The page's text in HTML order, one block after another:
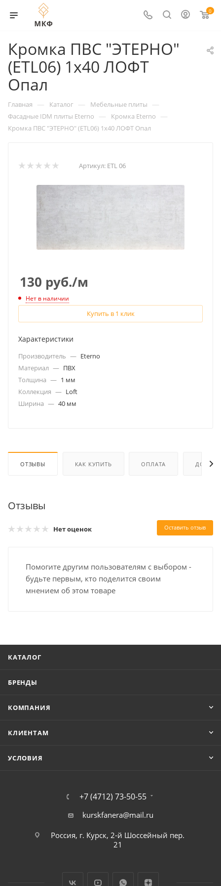
0
Кромка ПВС "ЭТЕРНО"
(ETL06) 1х40 ЛОФТ
Опал
Главная — Каталог — Мебельные плиты —
Фасадные IDM плиты Eterno — Кромка Eterno —
Кромка ПВС "ЭТЕРНО" (ETL06) 1х40 ЛОФТ Опал
Артикул: ETL 06
130 руб./м
Нет в наличии
Купить в 1 клик
Характеристики
Производитель — Eterno
Материал — ПВХ
Толщина — 1 мм
Коллекция — Loft
Ширина — 40 мм
ОТЗЫВЫ КАК КУПИТЬ ОПЛАТА
Отзывы
Нет оценок Оставить отзыв
Помогите другим пользователям с выбором -
будьте первым, кто поделится своим
мнением об этом товаре
КАТАЛОГ
БРЕНДЫ
КОМПАНИЯ
КЛИЕНТАМ
УСЛОВИЯ
+7 (4712) 73-50-55
kurskfanera@mail.ru
Россия, г. Курск, 2-й Шоссейный пер.
21